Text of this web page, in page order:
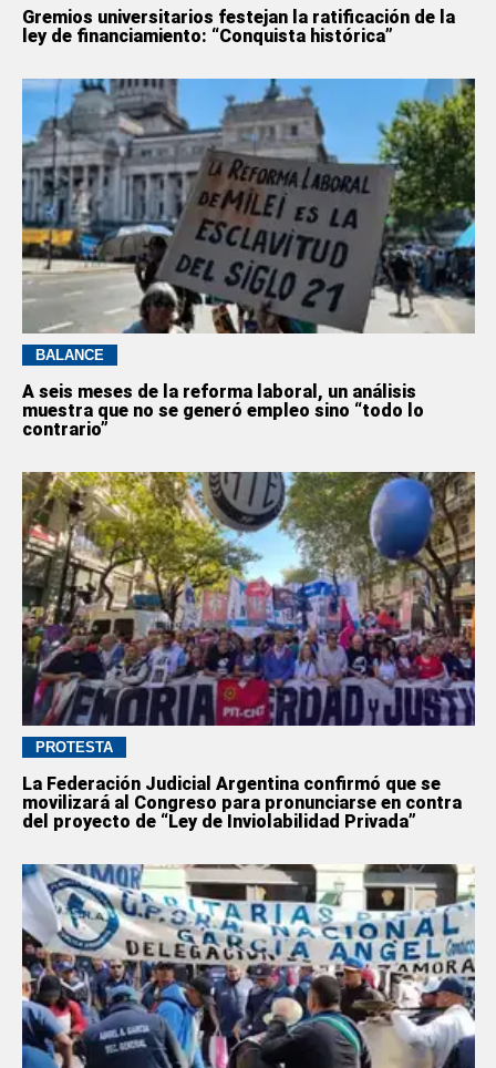
Gremios universitarios festejan la ratificación de la
ley de financiamiento: “Conquista histórica”
BALANCE
A seis meses de la reforma laboral, un análisis
muestra que no se generó empleo sino “todo lo
contrario”
PROTESTA
La Federación Judicial Argentina confirmó que se
movilizará al Congreso para pronunciarse en contra
del proyecto de “Ley de Inviolabilidad Privada”